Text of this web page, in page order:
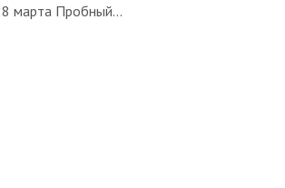
марта Пробный...